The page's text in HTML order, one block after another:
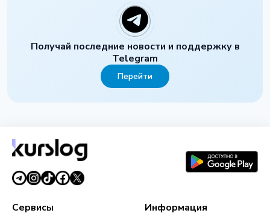
Получай последние новости и поддержку в
Telegram
Перейти
Сервисы Информация